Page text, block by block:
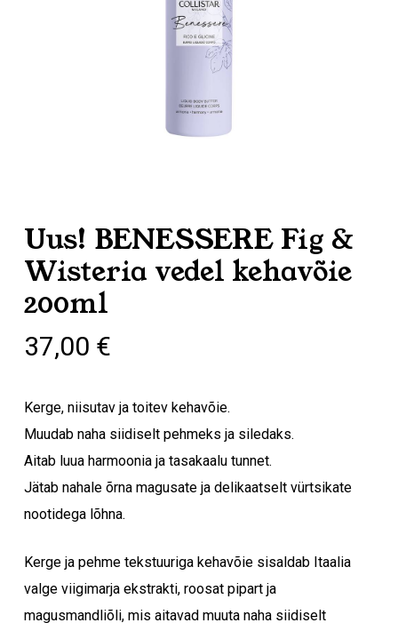
Uus! BENESSERE Fig &
Wisteria vedel kehavõie
200ml
37,00 €
Kerge, niisutav ja toitev kehavõie.
Muudab naha siidiselt pehmeks ja siledaks.
Aitab luua harmoonia ja tasakaalu tunnet.
Jätab nahale õrna magusate ja delikaatselt vürtsikate
nootidega lõhna.
Kerge ja pehme tekstuuriga kehavõie sisaldab Itaalia
valge viigimarja ekstrakti, roosat pipart ja
magusmandliõli, mis aitavad muuta naha siidiselt